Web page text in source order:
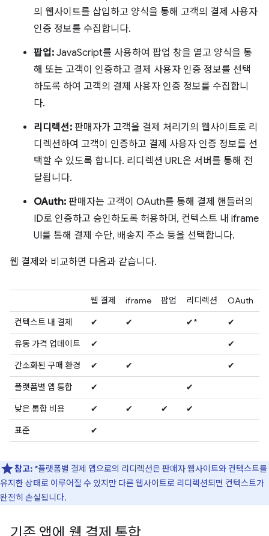
의 웹사이트를 삽입하고 양식을 통해 고객의 결제 사용자
인증 정보를 수집합니다.
팝업: JavaScript를 사용하여 팝업 창을 열고 양식을 통
해 또는 고객이 인증하고 결제 사용자 인증 정보를 선택
하도록 하여 고객의 결제 사용자 인증 정보를 수집합니
다.
리디렉션: 판매자가 고객을 결제 처리기의 웹사이트로 리
디렉션하여 고객이 인증하고 결제 사용자 인증 정보를 선
택할 수 있도록 합니다. 리디렉션 URL은 서버를 통해 전
달됩니다.
OAuth: 판매자는 고객이 OAuth를 통해 결제 핸들러의
ID로 인증하고 승인하도록 허용하며, 컨텍스트 내 iframe
UI를 통해 결제 수단, 배송지 주소 등을 선택합니다.
웹 결제와 비교하면 다음과 같습니다.
웹 결제 iframe 팝업 리디렉션
OAuth
컨텍스트 내 결제
✔ ✔ ✔*
✔
유동 가격 업데이트
✔
✔
간소화된 구매 환경
✔ ✔
✔
플랫폼별 앱 통합
✔
✔
낮은 통합 비용
✔ ✔ ✔
✔
표준
✔
참고: *플랫폼별 결제 앱으로의 리디렉션은 판매자 웹사이트와 컨텍스트를
유지한 상태로 이루어질 수 있지만 다른 웹사이트로 리디렉션되면 컨텍스트가
완전히 손실됩니다.